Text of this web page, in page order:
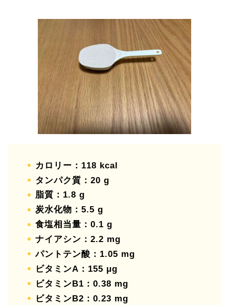
カロリー：118 kcal
タンパク質：20 g
脂質：1.8 g
炭水化物：5.5 g
食塩相当量：0.1 g
ナイアシン：2.2 mg
パントテン酸：1.05 mg
ビタミンA：155 μg
ビタミンB1：0.38 mg
ビタミンB2：0.23 mg